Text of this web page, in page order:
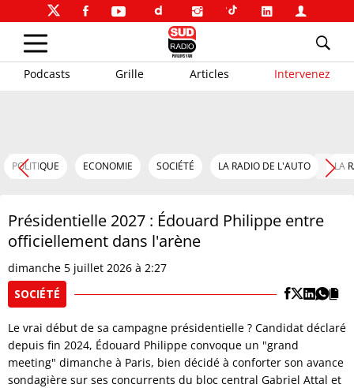
Podcasts Grille Articles Intervenez
POLITIQUE ECONOMIE SOCIÉTÉ LA RADIO DE L'AUTO LA
Présidentielle 2027 : Édouard Philippe entre
officiellement dans l'arène
dimanche 5 juillet 2026 à 2:27
SOCIÉTÉ
Le vrai début de sa campagne présidentielle ? Candidat déclaré
depuis fin 2024, Édouard Philippe convoque un "grand
meeting" dimanche à Paris, bien décidé à conforter son avance
sondagière sur ses concurrents du bloc central Gabriel Attal et